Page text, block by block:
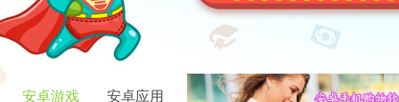
安卓游戏 安卓应用